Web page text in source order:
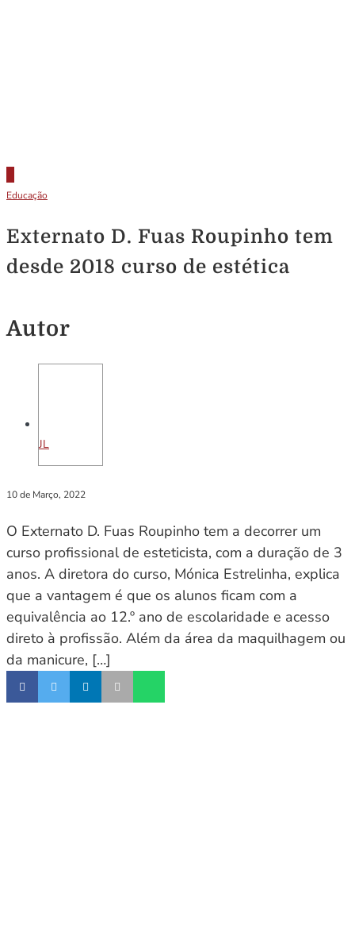
Educação
Externato D. Fuas Roupinho tem
desde 2018 curso de estética
Autor
JL
10 de Março, 2022
O Externato D. Fuas Roupinho tem a decorrer um
curso profissional de esteticista, com a duração de 3
anos. A diretora do curso, Mónica Estrelinha, explica
que a vantagem é que os alunos ficam com a
equivalência ao 12.º ano de escolaridade e acesso
direto à profissão. Além da área da maquilhagem ou
da manicure, […]